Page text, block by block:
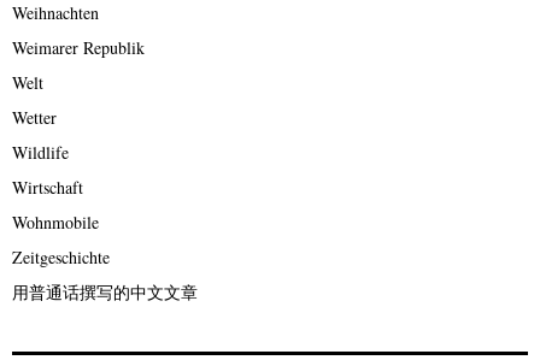
Weihnachten
Weimarer Republik
Welt
Wetter
Wildlife
Wirtschaft
Wohnmobile
Zeitgeschichte
用普通话撰写的中文文章